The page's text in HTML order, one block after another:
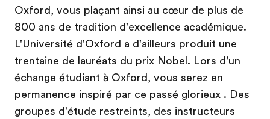
Oxford, vous plaçant ainsi au cœur de plus de
800 ans de tradition d'excellence académique.
L'Université d'Oxford a d'ailleurs produit une
trentaine de lauréats du prix Nobel. Lors d’un
échange étudiant à Oxford, vous serez en
permanence inspiré par ce passé glorieux . Des
groupes d'étude restreints, des instructeurs